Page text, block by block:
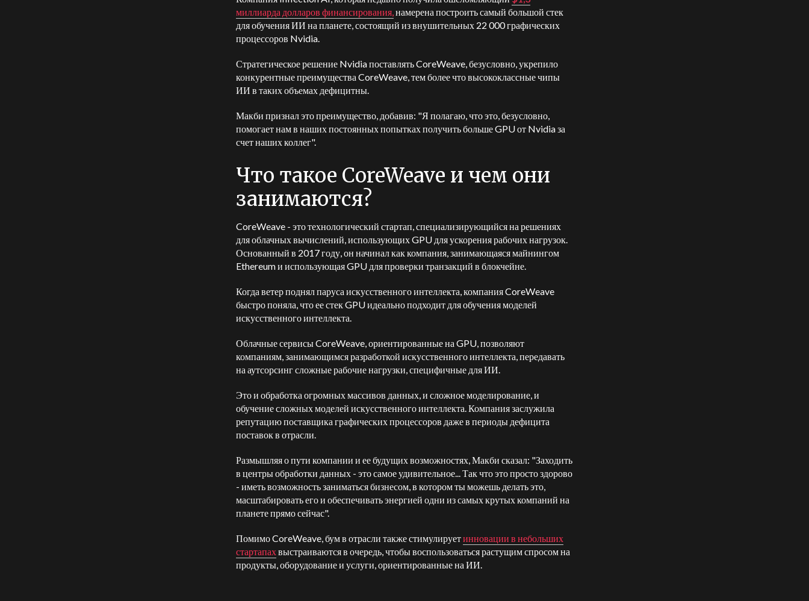
миллиарда долларов финансирования,намерена построить самый большой стек
для обучения ИИ на планете, состоящий из внушительных 22 000 графических
процессоров Nvidia.
Стратегическое решение Nvidia поставлять CoreWeave, безусловно, укрепило
конкурентные преимущества CoreWeave, тем более что высококлассные чипы
ИИ в таких объемах дефицитны.
Макби признал это преимущество, добавив: "Я полагаю, что это, безусловно,
помогает нам в наших постоянных попытках получить больше GPU от Nvidia за
счет наших коллег".
Что такое CoreWeave и чем они
занимаются?
CoreWeave - это технологический стартап, специализирующийся на решениях
для облачных вычислений, использующих GPU для ускорения рабочих нагрузок.
Основанный в 2017 году, он начинал как компания, занимающаяся майнингом
Ethereum и использующая GPU для проверки транзакций в блокчейне.
Когда ветер поднял паруса искусственного интеллекта, компания CoreWeave
быстро поняла, что ее стек GPU идеально подходит для обучения моделей
искусственного интеллекта.
Облачные сервисы CoreWeave, ориентированные на GPU, позволяют
компаниям, занимающимся разработкой искусственного интеллекта, передавать
на аутсорсинг сложные рабочие нагрузки, специфичные для ИИ.
Это и обработка огромных массивов данных, и сложное моделирование, и
обучение сложных моделей искусственного интеллекта. Компания заслужила
репутацию поставщика графических процессоров даже в периоды дефицита
поставок в отрасли.
Размышляя о пути компании и ее будущих возможностях, Макби сказал: "Заходить
в центры обработки данных - это самое удивительное... Так что это просто здорово
- иметь возможность заниматься бизнесом, в котором ты можешь делать это,
масштабировать его и обеспечивать энергией одни из самых крутых компаний на
планете прямо сейчас".
Помимо CoreWeave, бум в отрасли также стимулируетинновации в небольших
стартапахвыстраиваются в очередь, чтобы воспользоваться растущим спросом на
продукты, оборудование и услуги, ориентированные на ИИ.